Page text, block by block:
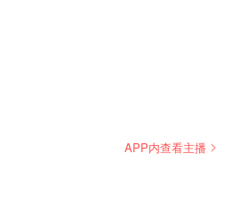
APP内查看主播